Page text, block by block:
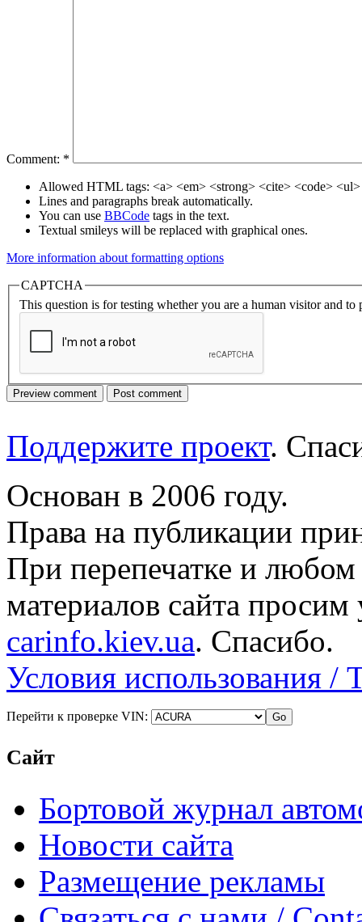
Comment: *
Allowed HTML tags: <a> <em> <strong> <cite> <code>
Lines and paragraphs break automatically.
You can use BBCode tags in the text.
Textual smileys will be replaced with graphical ones.
More information about formatting options
CAPTCHA
This question is for testing whether you are a human visitor and to
Поддержите проект.
Основан в 2006 году.
Права на публикации
При перепечатке и
материалов сайта просим
carinfo.kiev.ua. Спасибо.
Условия использования /
Перейти к проверке VIN:
Сайт
Бортовой журнал
Новости сайта
Размещение рекламы